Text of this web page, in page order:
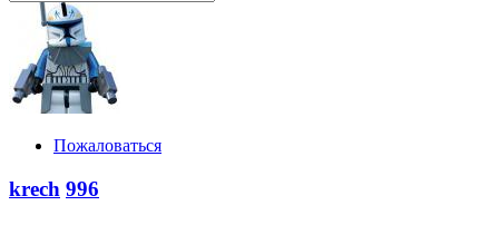
Пожаловаться
krech 996